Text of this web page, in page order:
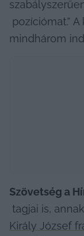
mindhárom
Szövetség a
tagjai is,
Király József